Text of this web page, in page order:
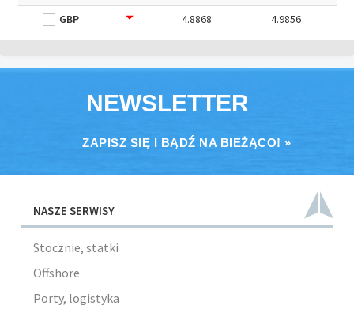
GBP
4.8868 4.9856
NEWSLETTER
ZAPISZ SIĘ I BĄDŹ NA BIEŻĄCO! »
NASZE SERWISY
Stocznie, statki
Offshore
Porty, logistyka